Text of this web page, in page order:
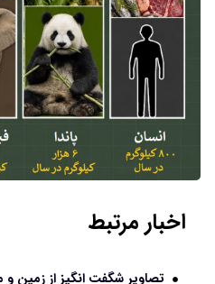
اخبار مرتبط
تصاویر شگفت انگیز از زمین و